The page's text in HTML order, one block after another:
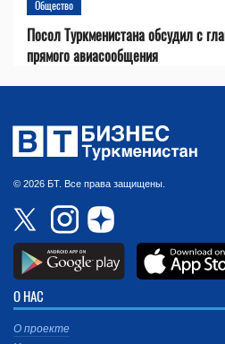
Общество
Посол Туркменистана обсудил с
прямого авиасообщения
© 2026 БТ. Все права защищены.
О НАС
О проекте